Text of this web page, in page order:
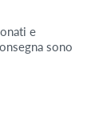
e
sono